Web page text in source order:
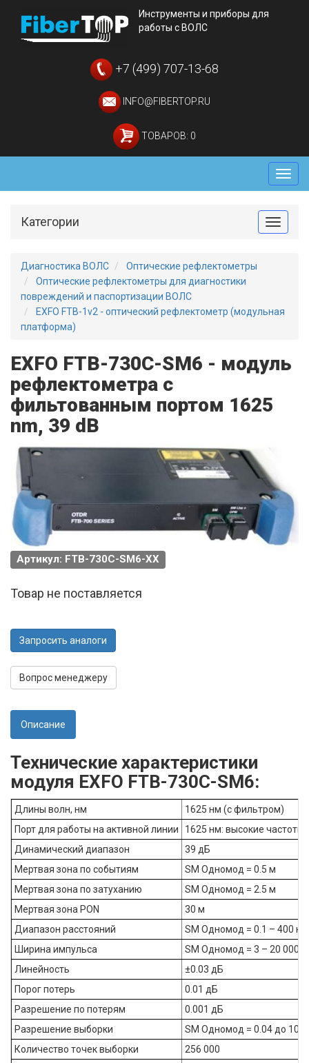
Инструменты и приборы для
работы с ВОЛС
+7 (499) 707-13-68
INFO@FIBERTOP.RU
ТОВАРОВ: 0
Меню
Toggle
Категории
Диагностика ВОЛС
Оптические рефлектометры
Оптические рефлектометры для диагностики
повреждений и паспортизации ВОЛС
EXFO FTB-1v2 - оптический рефлектометр (модульная
платформа)
EXFO FTB-730C-SM6 - модуль
рефлектометра c
фильтованным портом 1625
nm, 39 dB
Артикул: FTB-730C-SM6-XX
Товар не поставляется
Запросить аналоги
Вопрос менеджеру
Описание
Технические характеристики
модуля EXFO FTB-730C-SM6:
Длины волн, нм
1625 нм (с фильтром)
Порт для работы на активной линии
1625 нм: высокие частоты
Динамический диапазон
39 дБ
Мертвая зона по событиям
SM Одномод = 0.5 м
Мертвая зона по затуханию
SM Одномод = 2.5 м
Мертвая зона PON
30 м
Диапазон расстояний
SM Одномод = 0.1 – 400 км
Ширина импульса
SM Одномод = 3 – 20 000
Линейность
±0.03 дБ
Порог потерь
0.01 дБ
Разрешение по потерям
0.001 дБ
Разрешение выборки
SM Одномод = 0.04 до 10 м
Количество точек выборки
256 000